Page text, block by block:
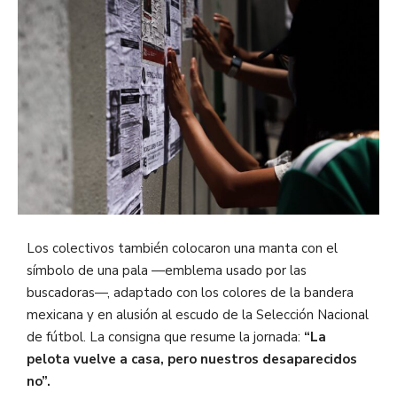
Los colectivos también colocaron una manta con el
símbolo de una pala —emblema usado por las
buscadoras—, adaptado con los colores de la bandera
mexicana y en alusión al escudo de la Selección Nacional
de fútbol. La consigna que resume la jornada: “La
pelota vuelve a casa, pero nuestros desaparecidos
no”.